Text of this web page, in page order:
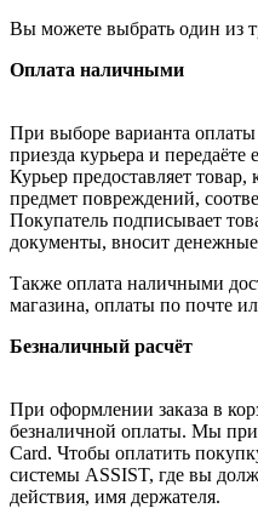
Вы можете выбрать один из
Оплата наличными
При выборе варианта
приезда курьера и
Курьер предоставляет
предмет повреждений,
Покупатель подписывает
документы, вносит денежные
Также оплата наличными
магазина, оплаты по почте
Безналичный расчёт
При оформлении заказа в
безналичной оплаты. Мы
Card. Чтобы оплатить
системы ASSIST, где вы
действия, имя держателя.